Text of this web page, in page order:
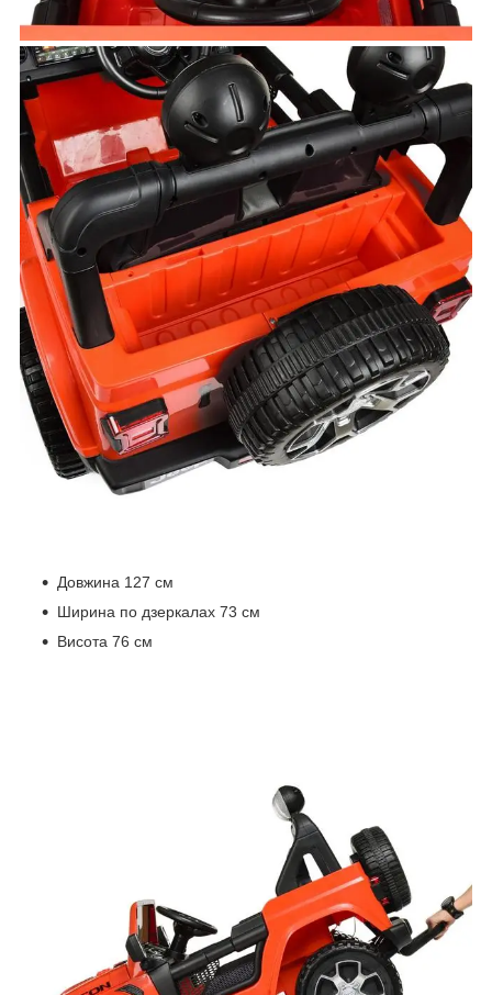
Довжина 127 см
Ширина по дзеркалах 73 см
Висота 76 см